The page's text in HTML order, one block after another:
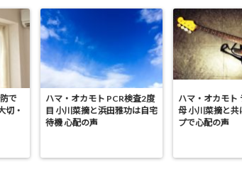
で
切・
ハマ・オカモト PCR検査2度
目 小川菜摘と浜田雅功は自宅
待機 心配の声
ハマ・オカモト
母 小川菜摘と共
プで心配の声